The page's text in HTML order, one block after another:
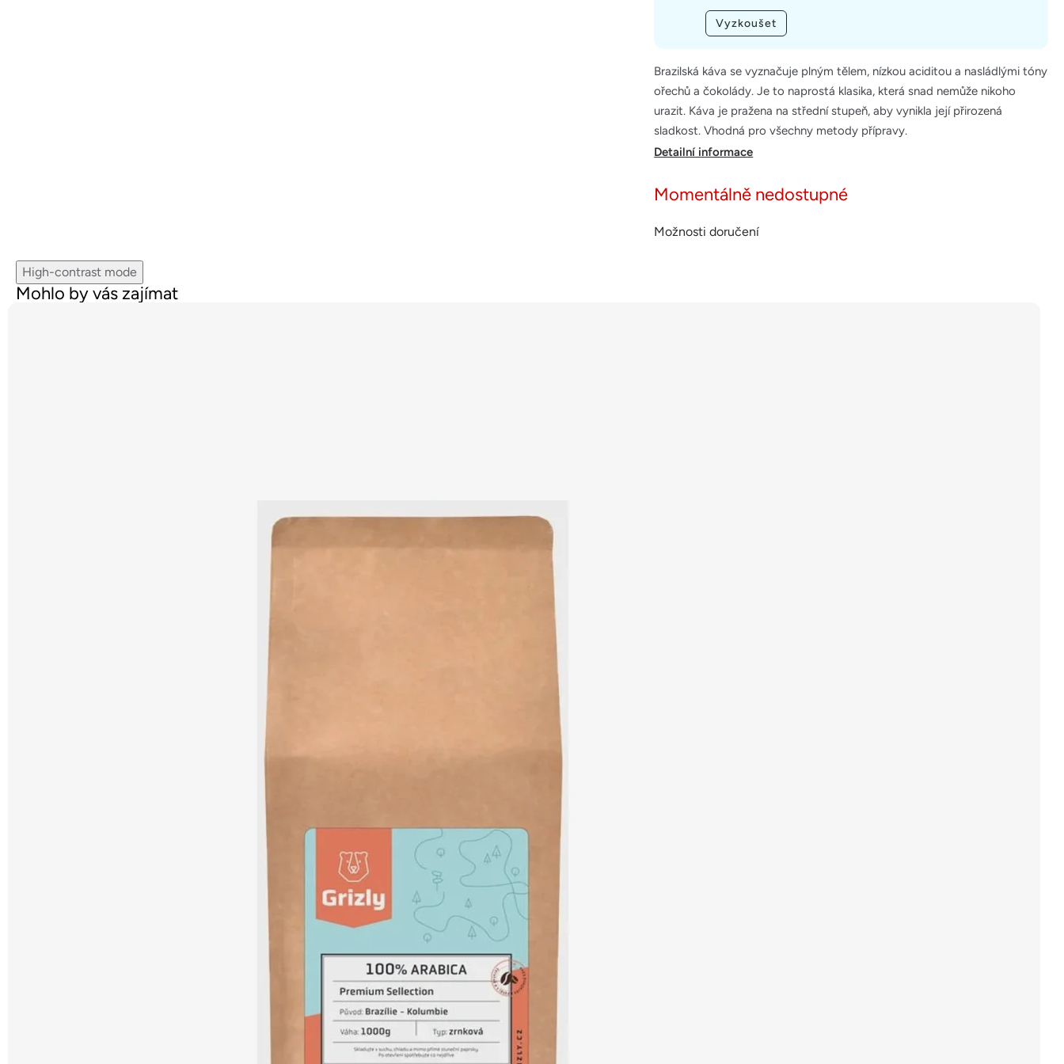
Momentálně nedostupné
Možnosti doručení
Brazilská káva se vyznačuje plným tělem, nízkou aciditou a nasládlými tóny
ořechů a čokolády. Je to naprostá klasika, která snad nemůže nikoho
urazit. Káva je pražena na střední stupeň, aby vynikla její přirozená
sladkost. Vhodná pro všechny metody přípravy.
Vyzkoušet
Detailní informace
High-contrast mode
Mohlo by vás zajímat